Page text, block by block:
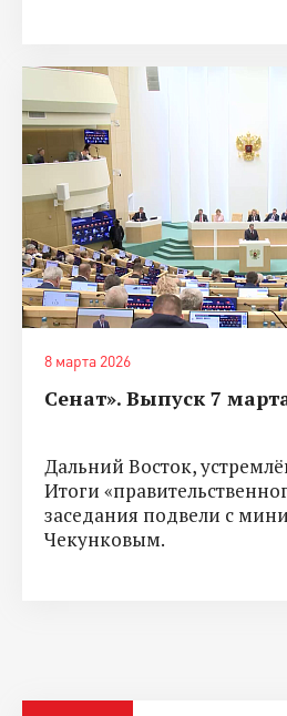
8 марта 2026
Сенат». Выпуск 7
Дальний Восток,
Итоги
заседания подвели с
Чекунковым.